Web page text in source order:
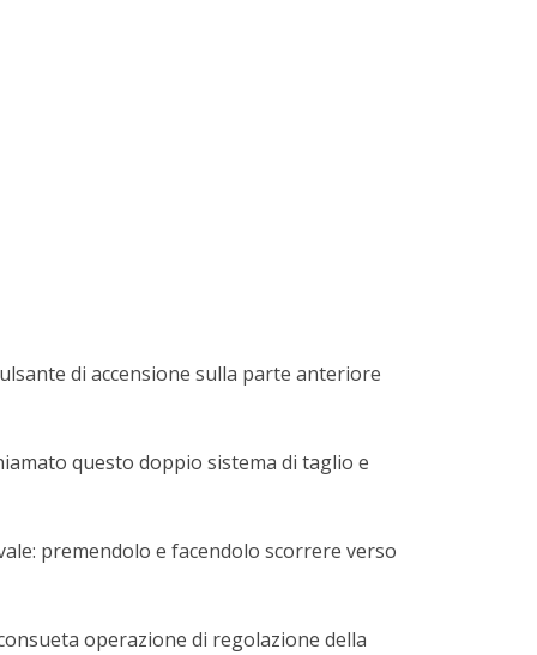
di accensione sulla parte anteriore
questo doppio sistema di taglio e
premendolo e facendolo scorrere verso
operazione di regolazione della